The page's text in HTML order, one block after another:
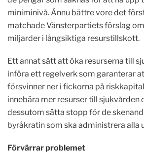
miniminivå. Ännu bättre vore det
matchade Vänsterpartiets förslag
miljarder i långsiktiga resurstillskott.
Ett annat sätt att öka resurserna till
införa ett regelverk som garanterar
försvinner ner i fickorna på
innebära mer resurser till sjukvården
dessutom sätta stopp för de
byråkratin som ska administrera alla
Förvärrar problemet